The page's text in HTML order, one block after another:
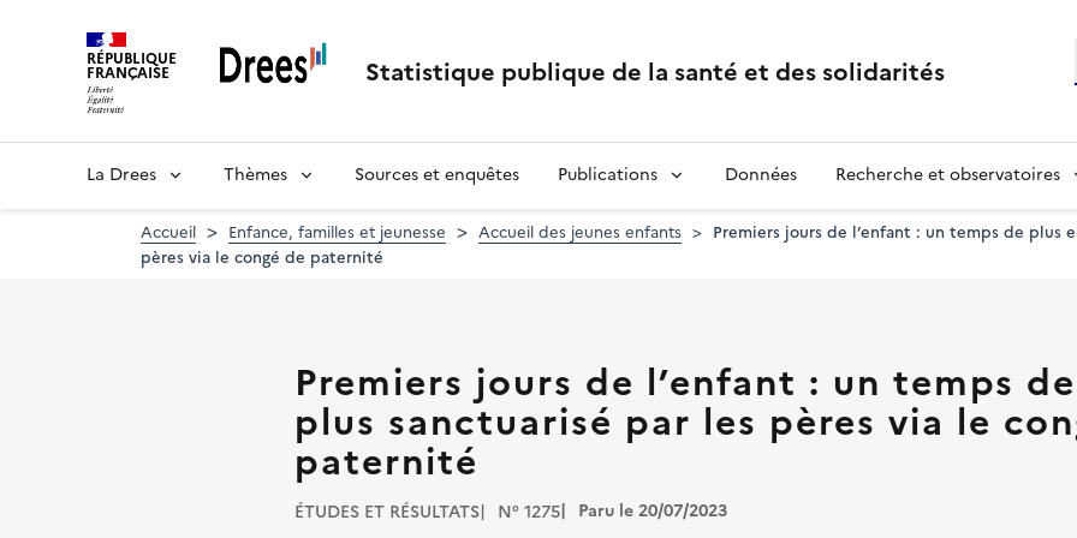
RÉPUBLIQUE
FRANÇAISE Statistique publique de la santé et des solidarités
La Drees Thèmes Sources et enquêtes Publications Données Recherche et observatoires
Accueil Enfance, familles et jeunesse Accueil des jeunes enfants
Premiers jours de l’enfant : un temps de plus
pères via le congé de paternité
Premiers jours de l’enfant : un temps
plus sanctuarisé par les pères via le
paternité
ÉTUDES ET RÉSULTATS N° 1275 Paru le 20/07/2023